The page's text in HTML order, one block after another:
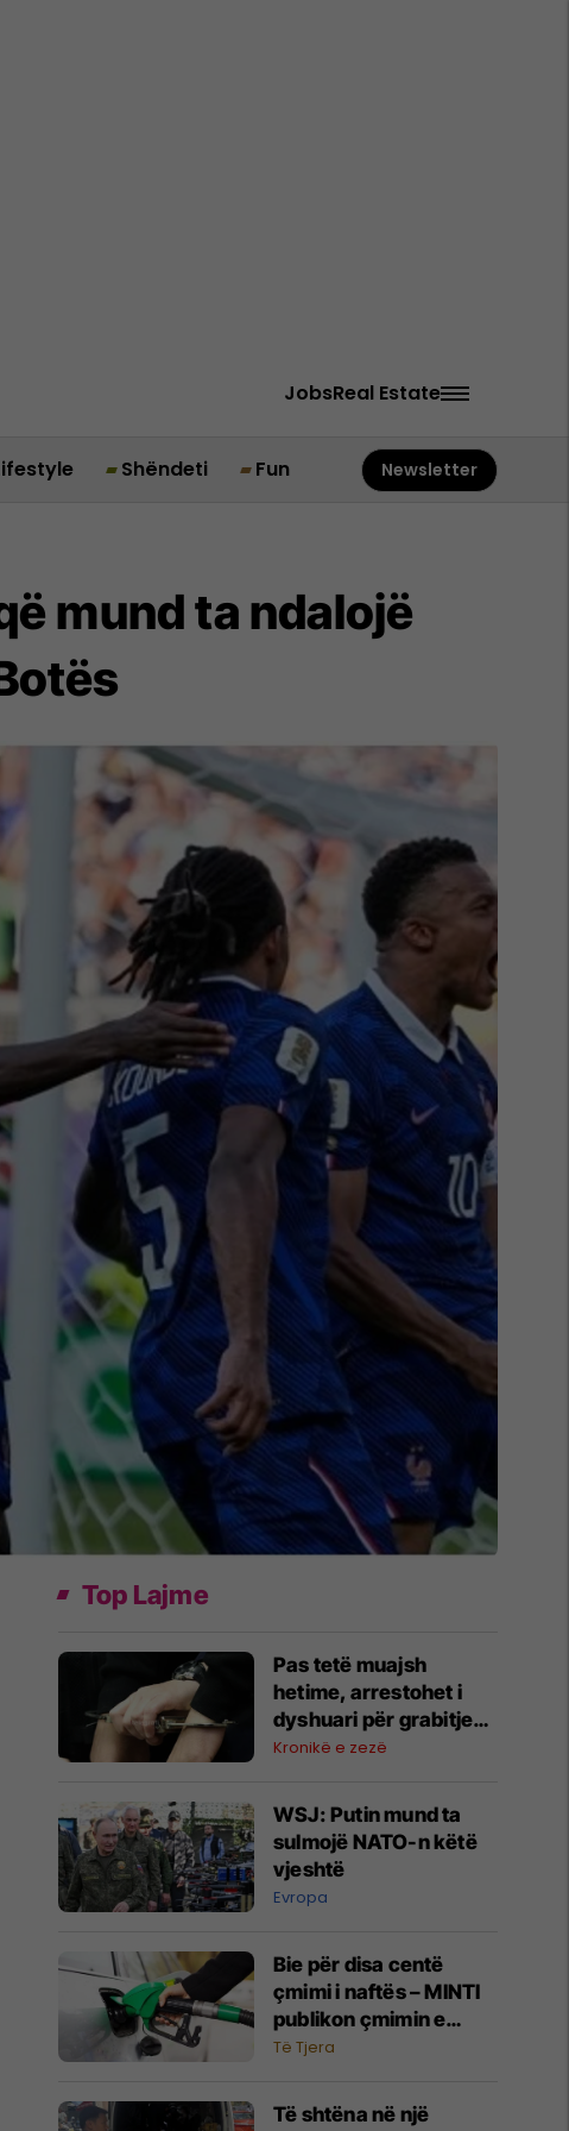
JobsReal Estate
Shëndeti Fun Newsletter
mund ta ndalojë
Top Lajme
Pas tetë muajsh
hetime, arrestohet i
dyshuari për grabitjen
e rëndë në Pejë
Kronikë e zezë
WSJ: Putin mund ta
sulmojë NATO-n këtë
vjeshtë
Evropa
Bie për disa centë
çmimi i naftës – MINTI
publikon çmimin e
derivateve
Të Tjera
Të shtëna në një